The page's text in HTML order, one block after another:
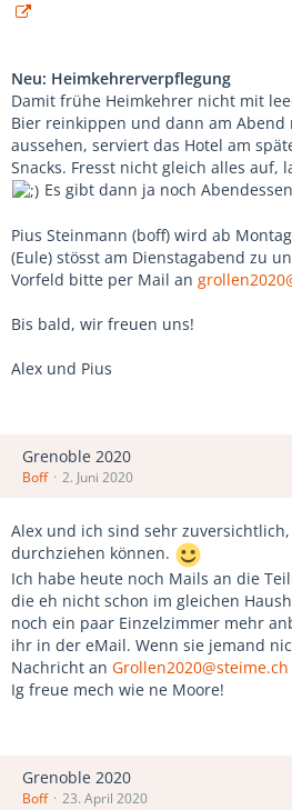
Neu: Heimkehrerverpflegung
Damit frühe Heimkehrer nicht mit
Bier reinkippen und dann am
aussehen, serviert das Hotel am
Snacks. Fresst nicht gleich alles auf,
Es gibt dann ja noch
Pius Steinmann (boff) wird ab
(Eule) stösst am Dienstagabend zu
Vorfeld bitte per Mail an
Bis bald, wir freuen uns!
Alex und Pius
Grenoble 2020
Boff 2. Juni 2020
Alex und ich sind sehr
durchziehen können.
Ich habe heute noch Mails an die
die eh nicht schon im gleichen
noch ein paar Einzelzimmer mehr
ihr in der eMail. Wenn sie jemand
Nachricht an Grollen2020@steime.ch
Ig freue mech wie ne Moore!
Grenoble 2020
Boff 23. April 2020